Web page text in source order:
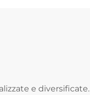
e diversificate.